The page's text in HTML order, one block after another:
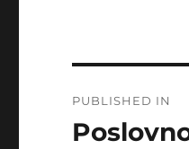
navigation
PUBLISHED IN